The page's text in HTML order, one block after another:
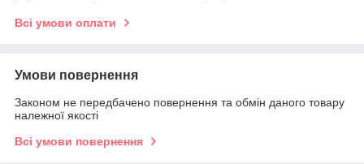
Всі умови оплати
Умови повернення
Законом не передбачено повернення та обмін даного товару
належної якості
Всі умови повернення